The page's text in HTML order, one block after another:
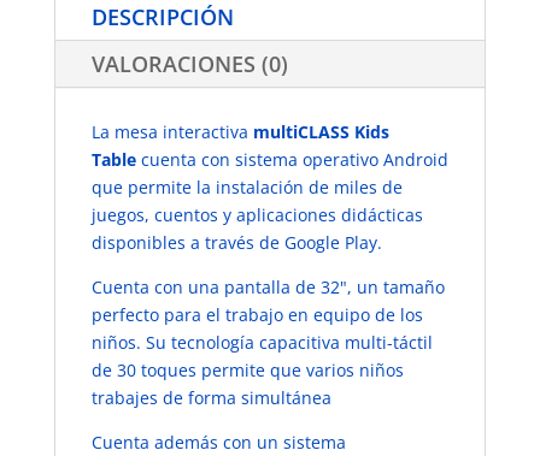
DESCRIPCIÓN
VALORACIONES (0)
La mesa interactiva multiCLASS Kids
Tablecuenta con sistema operativo Android
que permite la instalación de miles de
juegos, cuentos y aplicaciones didácticas
disponibles a través de Google Play.
Cuenta con una pantalla de 32", un tamaño
perfecto para el trabajo en equipo de los
niños. Su tecnología capacitiva multi-táctil
de 30 toques permite que varios niños
trabajes de forma simultánea
Cuenta además con un sistema